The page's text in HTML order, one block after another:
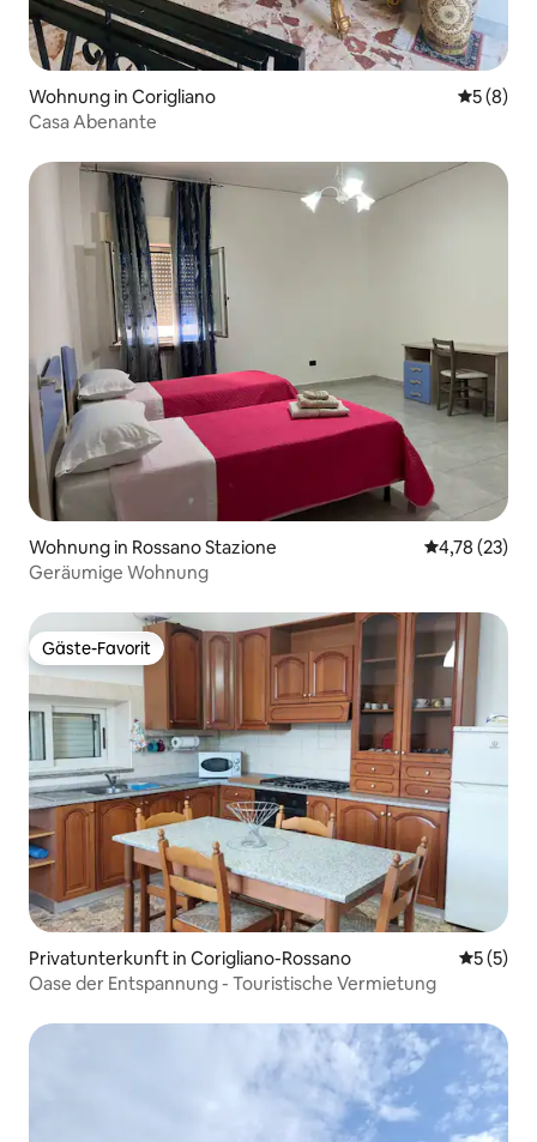
Wohnung in Corigliano
5 (8)
Casa Abenante
Wohnung in Rossano Stazione
4,78 (23)
Geräumige Wohnung
Gäste-Favorit
Gäste-Favorit
Privatunterkunft in Corigliano-Rossano
5 (5)
Oase der Entspannung - Touristische Vermietung